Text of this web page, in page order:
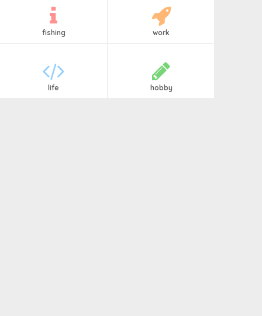
fishing work
life hobby